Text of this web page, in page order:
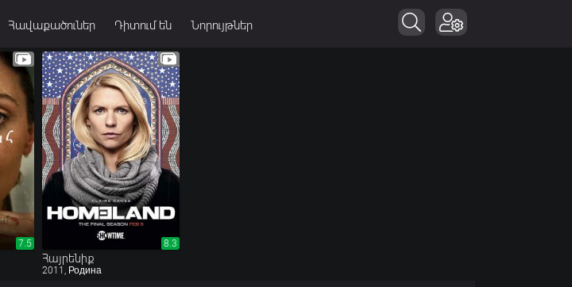
Հավաքածուներ Դիտում են Նորույթներ
7.5
7.5 8.3
8.3
Հայրենիք
2011, Родина